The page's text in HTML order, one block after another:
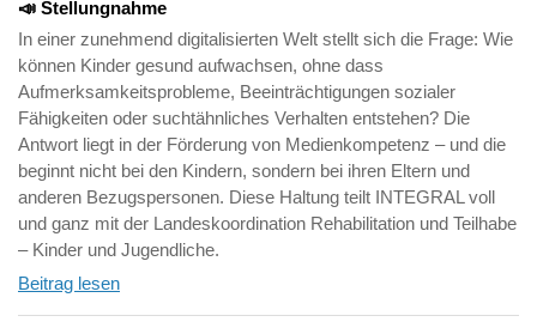
📣 Stellungnahme
In einer zunehmend digitalisierten Welt stellt sich die Frage: Wie
können Kinder gesund aufwachsen, ohne dass
Aufmerksamkeitsprobleme, Beeinträchtigungen sozialer
Fähigkeiten oder suchtähnliches Verhalten entstehen? Die
Antwort liegt in der Förderung von Medienkompetenz – und die
beginnt nicht bei den Kindern, sondern bei ihren Eltern und
anderen Bezugspersonen. Diese Haltung teilt INTEGRAL voll
und ganz mit der Landeskoordination Rehabilitation und Teilhabe
– Kinder und Jugendliche.
Beitrag lesen